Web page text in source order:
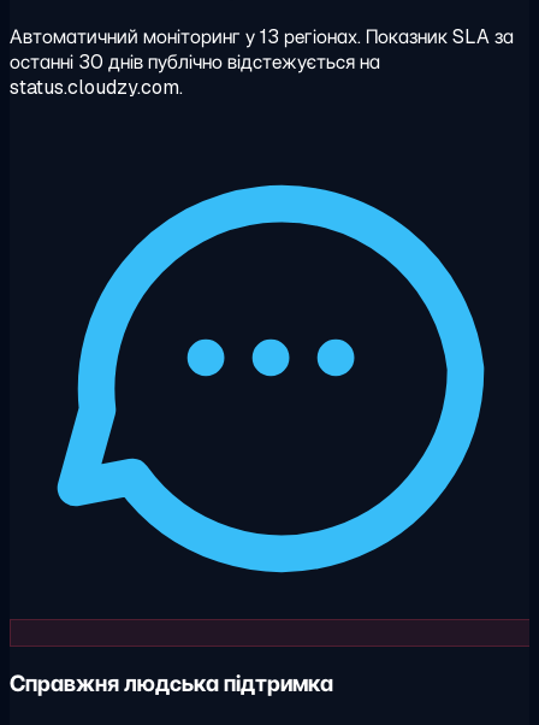
Автоматичний моніторинг у 13 регіонах. Показник SLA за
останні 30 днів публічно відстежується на
status.cloudzy.com.
Справжня людська підтримка